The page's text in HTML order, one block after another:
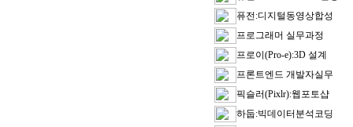
퓨전:디지털동영상합성
프로그래머 실무과정
프로이(Pro-e):3D 설계
프론트엔드 개발자실무
픽슬러(Pixlr):웹포토샵
하둡:빅데이터분석코딩